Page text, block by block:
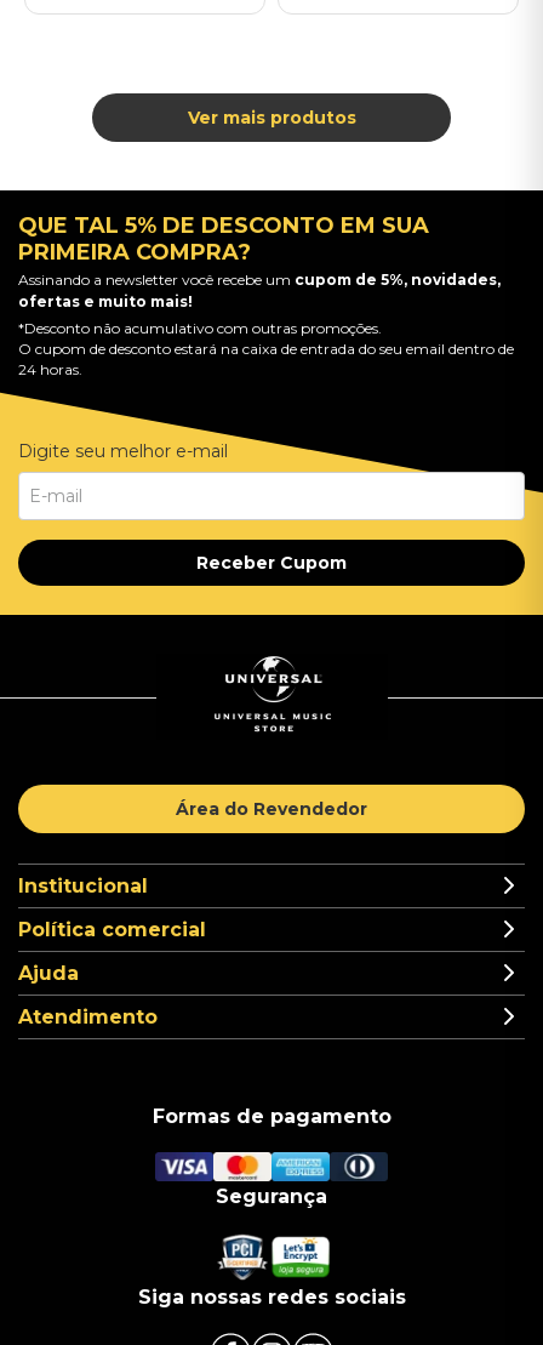
QUE TAL 5% DE DESCONTO EM SUA
PRIMEIRA COMPRA?
Assinando a newsletter você recebe um cupom de 5%, novidades,
ofertas e muito mais!
*Desconto não acumulativo com outras promoções.
O cupom de desconto estará na caixa de entrada do seu email dentro de
24 horas.
Digite seu melhor e-mail
Receber Cupom
Área do Revendedor
Institucional
Política comercial
Ajuda
Atendimento
Formas de pagamento
Segurança
Siga nossas redes sociais